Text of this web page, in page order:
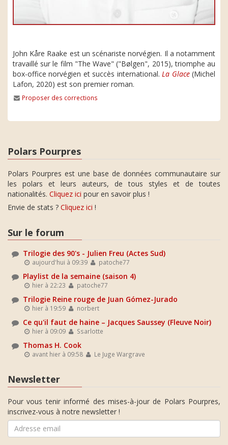
John Kåre Raake est un scénariste norvégien. Il a notamment
travaillé sur le film "The Wave" ("Bølgen", 2015), triomphe au
box-office norvégien et succès international.La Glace(Michel
Lafon, 2020) est son premier roman.
Proposer des corrections
Polars Pourpres
Polars Pourpres est une base de données communautaire sur
les polars et leurs auteurs, de tous styles et de toutes
nationalités. Cliquez ici pour en savoir plus !
Envie de stats ? Cliquez ici !
Sur le forum
Trilogie des 90's - Julien Freu (Actes Sud)
aujourd'hui à 09:39 patoche77
Playlist de la semaine (saison 4)
hier à 22:23 patoche77
Trilogie Reine rouge de Juan Gómez-Jurado
hier à 19:59 norbert
Ce qu'il faut de haine – Jacques Saussey (Fleuve Noir)
hier à 09:09 Ssarlotte
Thomas H. Cook
avant hier à 09:58 Le Juge Wargrave
Newsletter
Pour vous tenir informé des mises-à-jour de Polars Pourpres,
inscrivez-vous à notre newsletter !